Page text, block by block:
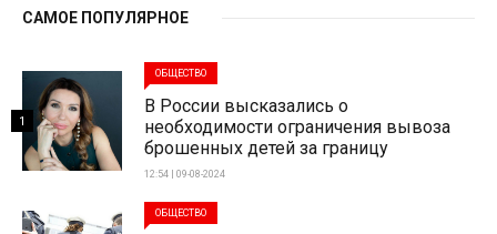
САМОЕ ПОПУЛЯРНОЕ
ОБЩЕСТВО
В России высказались о
необходимости ограничения вывоза
брошенных детей за границу
12:54 | 09-08-2024
1
ОБЩЕСТВО